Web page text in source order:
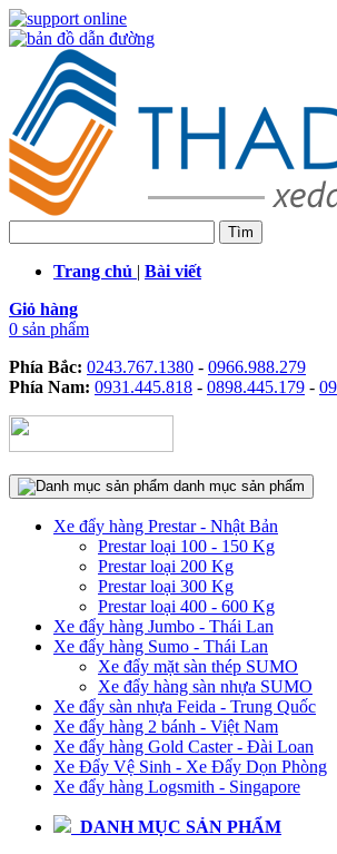
Trang chủ | Bài viết
Giỏ hàng
0 sản phẩm
Phía Bắc: 0243.767.1380 - 0966.988.279
Phía Nam: 0931.445.818 - 0898.445.179 -
danh mục sản phẩm
Xe đẩy hàng Prestar - Nhật Bản
Prestar loại 100 - 150 Kg
Prestar loại 200 Kg
Prestar loại 300 Kg
Prestar loại 400 - 600 Kg
Xe đẩy hàng Jumbo - Thái Lan
Xe đẩy hàng Sumo - Thái Lan
Xe đẩy mặt sàn thép SUMO
Xe đẩy hàng sàn nhựa SUMO
Xe đẩy sàn nhựa Feida - Trung Quốc
Xe đẩy hàng 2 bánh - Việt Nam
Xe đẩy hàng Gold Caster - Đài Loan
Xe Đẩy Vệ Sinh - Xe Đẩy Dọn Phòng
Xe đẩy hàng Logsmith - Singapore
DANH MỤC SẢN PHẨM